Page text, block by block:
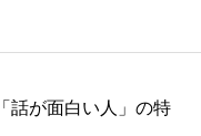
話が面白い人」の特